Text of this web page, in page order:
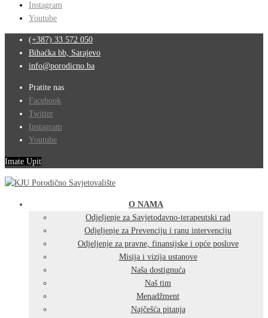
Instagram
Youtube
(+387) 33 572 050
Bihaćka bb, Sarajevo
info@porodicno.ba
Pratite nas
Facebook
Twitter
Instagram
Youtube
Imate Upit
O NAMA
Odjeljenje za Savjetodavno-terapeutski rad
Odjeljenje za Prevenciju i ranu intervenciju
Odjeljenje za pravne, finansijske i opće poslove
Misija i vizija ustanove
Naša dostignuća
Naš tim
Menadžment
Najčešća pitanja